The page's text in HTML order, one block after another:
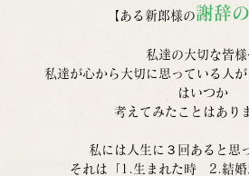
【ある新郎様の謝辞
私達の大切な皆
私達が心から大切に思っている人
はいつか
考えてみたことはあり
私には人生に３回あると思
それは「1.生まれた時　2.結婚